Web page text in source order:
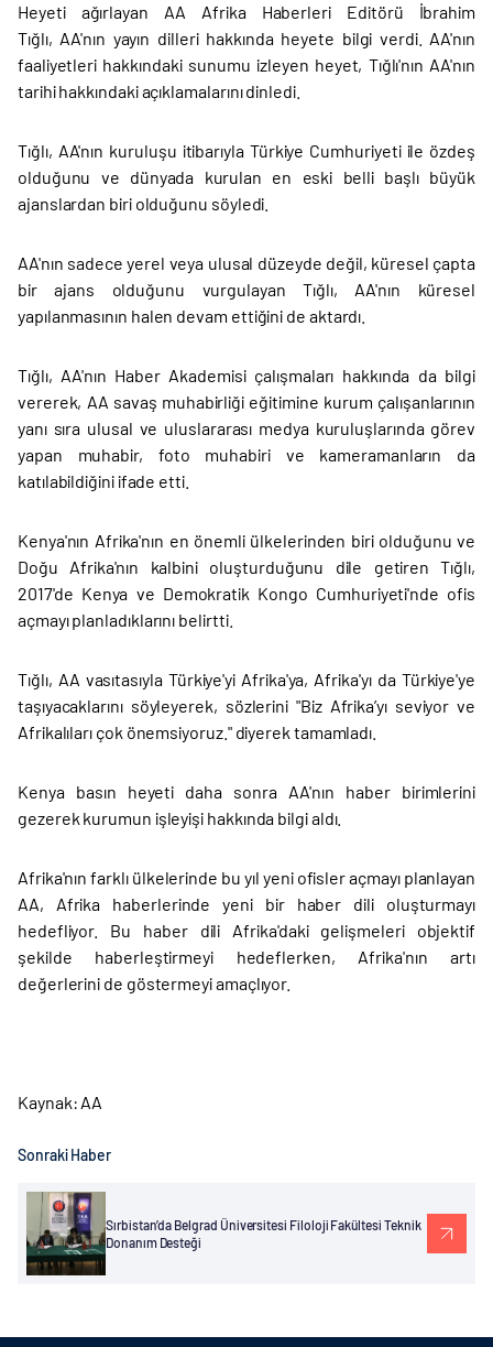
Heyeti ağırlayan AA Afrika Haberleri Editörü İbrahim
Tığlı, AA'nın yayın dilleri hakkında heyete bilgi verdi. AA'nın
faaliyetleri hakkındaki sunumu izleyen heyet, Tığlı'nın AA'nın
tarihi hakkındaki açıklamalarını dinledi.
Tığlı, AA'nın kuruluşu itibarıyla Türkiye Cumhuriyeti ile özdeş
olduğunu ve dünyada kurulan en eski belli başlı büyük
ajanslardan biri olduğunu söyledi.
AA'nın sadece yerel veya ulusal düzeyde değil, küresel çapta
bir ajans olduğunu vurgulayan Tığlı, AA'nın küresel
yapılanmasının halen devam ettiğini de aktardı.
Tığlı, AA'nın Haber Akademisi çalışmaları hakkında da bilgi
vererek, AA savaş muhabirliği eğitimine kurum çalışanlarının
yanı sıra ulusal ve uluslararası medya kuruluşlarında görev
yapan muhabir, foto muhabiri ve kameramanların da
katılabildiğini ifade etti.
Kenya'nın Afrika'nın en önemli ülkelerinden biri olduğunu ve
Doğu Afrika'nın kalbini oluşturduğunu dile getiren Tığlı,
2017'de Kenya ve Demokratik Kongo Cumhuriyeti'nde ofis
açmayı planladıklarını belirtti.
Tığlı, AA vasıtasıyla Türkiye'yi Afrika'ya, Afrika'yı da Türkiye'ye
taşıyacaklarını söyleyerek, sözlerini "Biz Afrika’yı seviyor ve
Afrikalıları çok önemsiyoruz." diyerek tamamladı.
Kenya basın heyeti daha sonra AA'nın haber birimlerini
gezerek kurumun işleyişi hakkında bilgi aldı.
Afrika'nın farklı ülkelerinde bu yıl yeni ofisler açmayı planlayan
AA, Afrika haberlerinde yeni bir haber dili oluşturmayı
hedefliyor. Bu haber dili Afrika'daki gelişmeleri objektif
şekilde haberleştirmeyi hedeflerken, Afrika'nın artı
değerlerini de göstermeyi amaçlıyor.
Kaynak: AA
Sonraki Haber
Sırbistan’da Belgrad Üniversitesi Filoloji Fakültesi Teknik
Donanım Desteği